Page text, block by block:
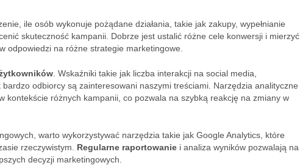
ile osób wykonuje pożądane działania, takie jak zakupy, wypełnianie
skuteczność kampanii. Dobrze jest ustalić różne cele konwersji i mierzyć
odpowiedzi na różne strategie marketingowe.
. Wskaźniki takie jak liczba interakcji na social media,
odbiorcy są zainteresowani naszymi treściami. Narzędzia analityczne
kontekście różnych kampanii, co pozwala na szybką reakcję na zmiany w
warto wykorzystywać narzędzia takie jak Google Analytics, które
rzeczywistym. Regularne raportowanie i analiza wyników pozwalają na
decyzji marketingowych.